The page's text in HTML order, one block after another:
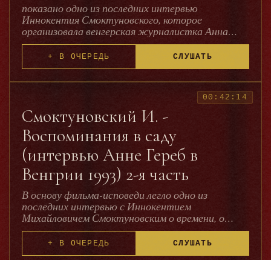
показано одно из последних интервью
Иннокентия Смоктуновского, которое
организовала венгерская журналистка Анна
Гереб. Иннокентий Смоктуновский, разглядывая
старые фотографии, рассказывает о своей
жизни и творчестве.
+ В ОЧЕРЕДЬ СЛУШАТЬ
Смоктуновский И. -
Воспоминания в саду
(интервью Анне Гереб в
Венгрии 1993) 2-я часть
В основу фильма-исповеди легло одно из
последних интервью с Иннокентием
Михайловичем Смоктуновским о времени, о
войне, о себе и вере... Эта беседа состоялась
осенью 1993 года в Будапеште, куда
Иннокентий Михайлович СМОКТУНОВСКИЙ
00:42:14
+ В ОЧЕРЕДЬ СЛУШАТЬ